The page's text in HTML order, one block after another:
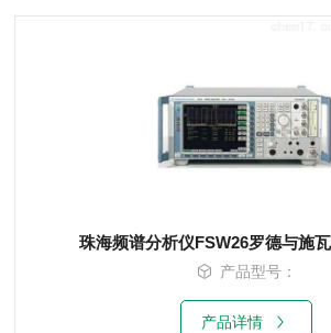
珠海频谱分析仪FSW26罗德与施
产品型号：
产品详情